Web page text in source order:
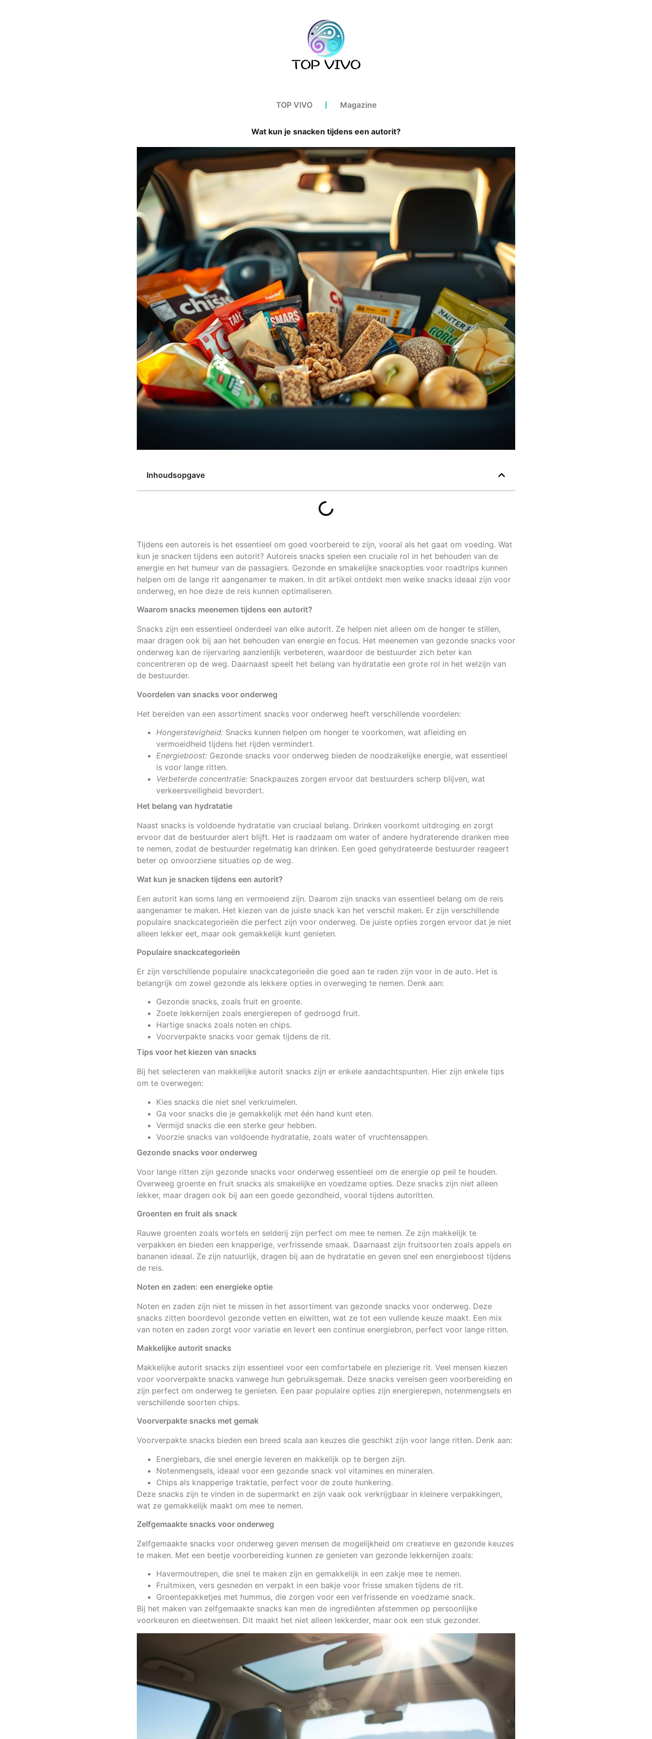
TOP VIVO Magazine
Wat kun je snacken tijdens een autorit?
Inhoudsopgave
Tijdens een autoreis is het essentieel om goed voorbereid te zijn, vooral als het gaat om voeding. Wat
kun je snacken tijdens een autorit? Autoreis snacks spelen een cruciale rol in het behouden van de
energie en het humeur van de passagiers. Gezonde en smakelijke snackopties voor roadtrips kunnen
helpen om de lange rit aangenamer te maken. In dit artikel ontdekt men welke snacks ideaal zijn voor
onderweg, en hoe deze de reis kunnen optimaliseren.
Waarom snacks meenemen tijdens een autorit?
Snacks zijn een essentieel onderdeel van elke autorit. Ze helpen niet alleen om de honger te stillen,
maar dragen ook bij aan het behouden van energie en focus. Het meenemen van gezonde snacks voor
onderweg kan de rijervaring aanzienlijk verbeteren, waardoor de bestuurder zich beter kan
concentreren op de weg. Daarnaast speelt het belang van hydratatie een grote rol in het welzijn van
de bestuurder.
Voordelen van snacks voor onderweg
Het bereiden van een assortiment snacks voor onderweg heeft verschillende voordelen:
Hongerstevigheid: Snacks kunnen helpen om honger te voorkomen, wat afleiding en
vermoeidheid tijdens het rijden vermindert.
Energieboost: Gezonde snacks voor onderweg bieden de noodzakelijke energie, wat essentieel
is voor lange ritten.
Verbeterde concentratie: Snackpauzes zorgen ervoor dat bestuurders scherp blijven, wat
verkeersveiligheid bevordert.
Het belang van hydratatie
Naast snacks is voldoende hydratatie van cruciaal belang. Drinken voorkomt uitdroging en zorgt
ervoor dat de bestuurder alert blijft. Het is raadzaam om water of andere hydraterende dranken mee
te nemen, zodat de bestuurder regelmatig kan drinken. Een goed gehydrateerde bestuurder reageert
beter op onvoorziene situaties op de weg.
Wat kun je snacken tijdens een autorit?
Een autorit kan soms lang en vermoeiend zijn. Daarom zijn snacks van essentieel belang om de reis
aangenamer te maken. Het kiezen van de juiste snack kan het verschil maken. Er zijn verschillende
populaire snackcategorieën die perfect zijn voor onderweg. De juiste opties zorgen ervoor dat je niet
alleen lekker eet, maar ook gemakkelijk kunt genieten.
Populaire snackcategorieën
Er zijn verschillende populaire snackcategorieën die goed aan te raden zijn voor in de auto. Het is
belangrijk om zowel gezonde als lekkere opties in overweging te nemen. Denk aan:
Gezonde snacks, zoals fruit en groente.
Zoete lekkernijen zoals energierepen of gedroogd fruit.
Hartige snacks zoals noten en chips.
Voorverpakte snacks voor gemak tijdens de rit.
Tips voor het kiezen van snacks
Bij het selecteren van makkelijke autorit snacks zijn er enkele aandachtspunten. Hier zijn enkele tips
om te overwegen:
Kies snacks die niet snel verkruimelen.
Ga voor snacks die je gemakkelijk met één hand kunt eten.
Vermijd snacks die een sterke geur hebben.
Voorzie snacks van voldoende hydratatie, zoals water of vruchtensappen.
Gezonde snacks voor onderweg
Voor lange ritten zijn gezonde snacks voor onderweg essentieel om de energie op peil te houden.
Overweeg groente en fruit snacks als smakelijke en voedzame opties. Deze snacks zijn niet alleen
lekker, maar dragen ook bij aan een goede gezondheid, vooral tijdens autoritten.
Groenten en fruit als snack
Rauwe groenten zoals wortels en selderij zijn perfect om mee te nemen. Ze zijn makkelijk te
verpakken en bieden een knapperige, verfrissende smaak. Daarnaast zijn fruitsoorten zoals appels en
bananen ideaal. Ze zijn natuurlijk, dragen bij aan de hydratatie en geven snel een energieboost tijdens
de reis.
Noten en zaden: een energieke optie
Noten en zaden zijn niet te missen in het assortiment van gezonde snacks voor onderweg. Deze
snacks zitten boordevol gezonde vetten en eiwitten, wat ze tot een vullende keuze maakt. Een mix
van noten en zaden zorgt voor variatie en levert een continue energiebron, perfect voor lange ritten.
Makkelijke autorit snacks
Makkelijke autorit snacks zijn essentieel voor een comfortabele en plezierige rit. Veel mensen kiezen
voor voorverpakte snacks vanwege hun gebruiksgemak. Deze snacks vereisen geen voorbereiding en
zijn perfect om onderweg te genieten. Een paar populaire opties zijn energierepen, notenmengsels en
verschillende soorten chips.
Voorverpakte snacks met gemak
Voorverpakte snacks bieden een breed scala aan keuzes die geschikt zijn voor lange ritten. Denk aan:
Energiebars, die snel energie leveren en makkelijk op te bergen zijn.
Notenmengsels, ideaal voor een gezonde snack vol vitamines en mineralen.
Chips als knapperige traktatie, perfect voor de zoute hunkering.
Deze snacks zijn te vinden in de supermarkt en zijn vaak ook verkrijgbaar in kleinere verpakkingen,
wat ze gemakkelijk maakt om mee te nemen.
Zelfgemaakte snacks voor onderweg
Zelfgemaakte snacks voor onderweg geven mensen de mogelijkheid om creatieve en gezonde keuzes
te maken. Met een beetje voorbereiding kunnen ze genieten van gezonde lekkernijen zoals:
Havermoutrepen, die snel te maken zijn en gemakkelijk in een zakje mee te nemen.
Fruitmixen, vers gesneden en verpakt in een bakje voor frisse smaken tijdens de rit.
Groentepakketjes met hummus, die zorgen voor een verfrissende en voedzame snack.
Bij het maken van zelfgemaakte snacks kan men de ingrediënten afstemmen op persoonlijke
voorkeuren en dieetwensen. Dit maakt het niet alleen lekkerder, maar ook een stuk gezonder.